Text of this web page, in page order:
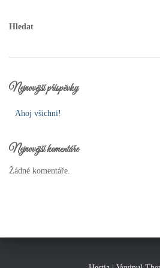
Hledat
Nejnovější příspěvky
Ahoj všichni!
Nejnovější komentáře
Žádné komentáře.